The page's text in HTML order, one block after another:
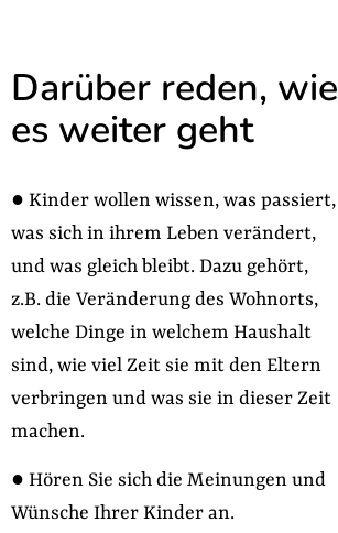
Darüber reden, wie
es weiter geht
● Kinder wollen wissen, was passiert,
was sich in ihrem Leben verändert,
und was gleich bleibt. Dazu gehört,
z.B. die Veränderung des Wohnorts,
welche Dinge in welchem Haushalt
sind, wie viel Zeit sie mit den Eltern
verbringen und was sie in dieser Zeit
machen.
● Hören Sie sich die Meinungen und
Wünsche Ihrer Kinder an.